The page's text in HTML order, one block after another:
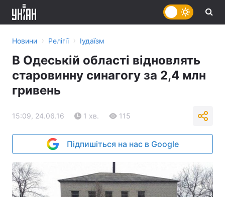
Новини › Релігії › Іудаїзм
В Одеській області відновлять
старовинну синагогу за 2,4 млн
гривень
15:09, 24.06.16 1 хв. 115
Підпишіться на нас в Google